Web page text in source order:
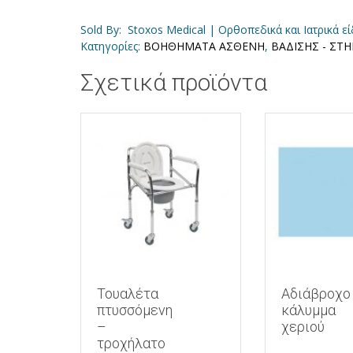
Sold By: Stoxos Medical | Ορθοπεδικά και Ιατρικά
Κατηγορίες: ΒΟΗΘΗΜΑΤΑ ΑΣΘΕΝΗ, ΒΑΔΙΣΗΣ -
Σχετικά προϊόντα
Τουαλέτα
πτυσσόμενη
–
τροχήλατο
Αδιάβροχο
κάλυμμα
χεριού